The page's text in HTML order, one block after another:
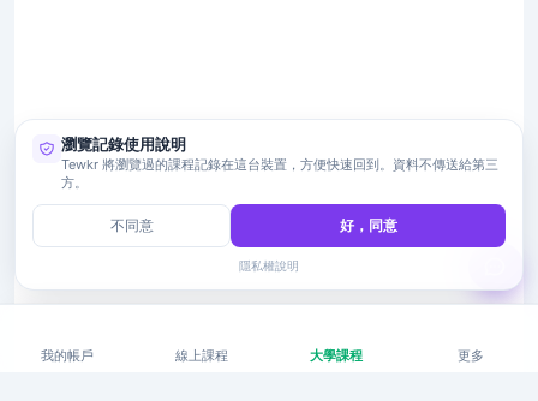
我的帳戶 線上課程 大學課程 更多
瀏覽記錄使用說明
Tewkr 將瀏覽過的課程記錄在這台裝置，方便快速回到。資料不傳送給第三
方。
不同意 好，同意
隱私權說明